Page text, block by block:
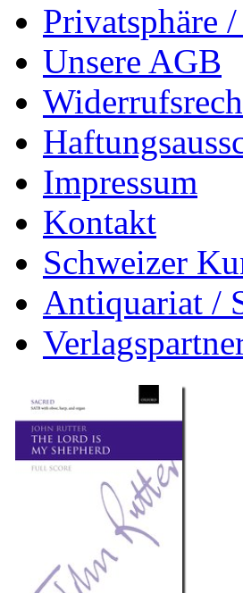
Privatsphäre
Unsere AGB
Impressum
Kontakt
Schweizer
Antiquariat /